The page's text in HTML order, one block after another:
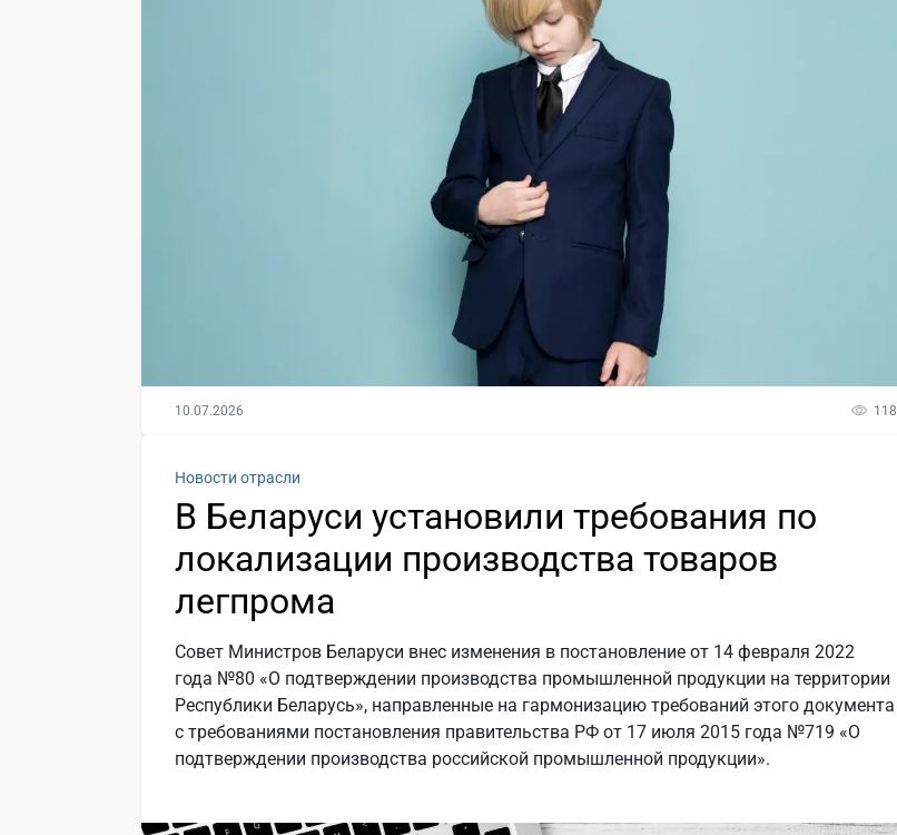
10.07.2026 118
Новости отрасли
В Беларуси установили требования по
локализации производства товаров
легпрома
Совет Министров Беларуси внес изменения в постановление от 14 февраля 2022
года №80 «О подтверждении производства промышленной продукции на территории
Республики Беларусь», направленные на гармонизацию требований этого документа
с требованиями постановления правительства РФ от 17 июля 2015 года №719 «О
подтверждении производства российской промышленной продукции».